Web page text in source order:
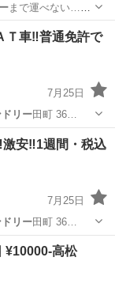
まで運べない…」
ランドリー
Ｔ車‼️普通免許で
7月25日
リー田町 36…
安‼️1週間・税込
7月25日
リー田町 36…
ンドリー
¥10000-高松